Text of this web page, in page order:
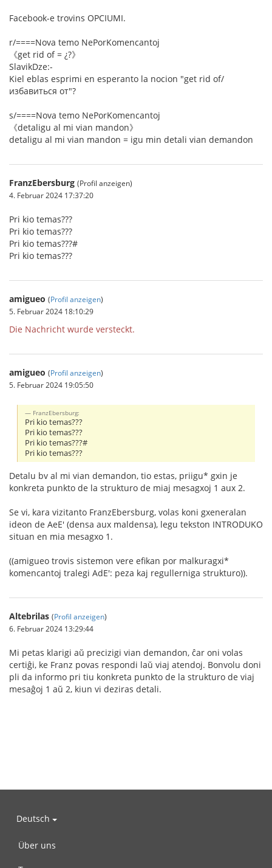
Facebook-e trovins OPCIUMI.
r/====Nova temo NePorKomencantoj
《get rid of = ¿?》
SlavikDze:-
Kiel eblas esprimi en esperanto la nocion "get rid of/
избавиться от"?
s/====Nova temo NePorKomencantoj
《detaligu al mi vian mandon》
detaligu al mi vian mandon = igu min detali vian demandon
FranzEbersburg (Profil anzeigen)
4. Februar 2024 17:37:20
Pri kio temas???
Pri kio temas???
Pri kio temas???#
Pri kio temas???
amigueo (Profil anzeigen)
5. Februar 2024 18:10:29
Die Nachricht wurde versteckt.
amigueo (Profil anzeigen)
5. Februar 2024 19:05:50
FranzEbersburg:
Pri kio temas???
Pri kio temas???
Pri kio temas???#
Pri kio temas???
Detalu bv al mi vian demandon, tio estas, priigu* gxin je
konkreta punkto de la strukturo de miaj mesagxoj 1 aux 2.
Se vi, kara vizitanto FranzEbersburg, volas koni gxeneralan
ideon de AeE' (densa aux maldensa), legu tekston INTRODUKO
situan en mia mesagxo 1.
((amigueo trovis sistemon vere efikan por malkuragxi*
komencantoj tralegi AdE': peza kaj regullerniga strukturo)).
Altebrilas (Profil anzeigen)
6. Februar 2024 13:29:44
Mi petas klarigi aŭ precizigi vian demandon, ĉar oni volas
certiĝi, ke Franz povas respondi laŭ viaj atendoj. Bonvolu doni
pli da informo pri tiu konkreta punkto de la strukturo de viaj
mesaĝoj 1 aŭ 2, kiun vi deziras detali.
Deutsch
Über uns